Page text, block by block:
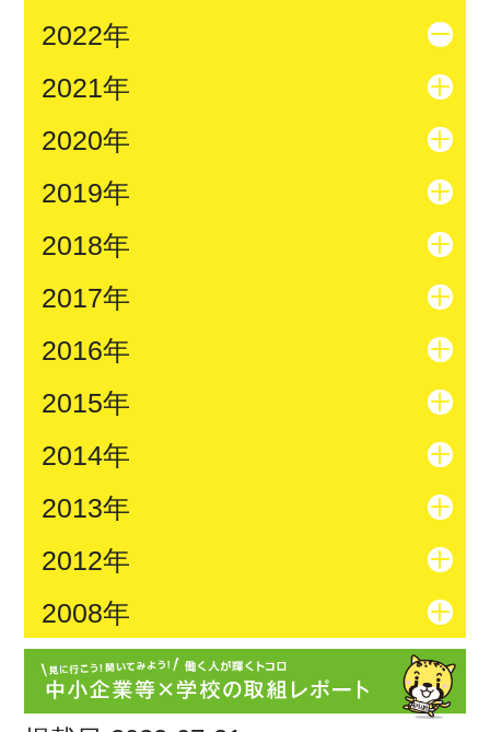
2022年
2021年
2020年
2019年
2018年
2017年
2016年
2015年
2014年
2013年
2012年
2008年